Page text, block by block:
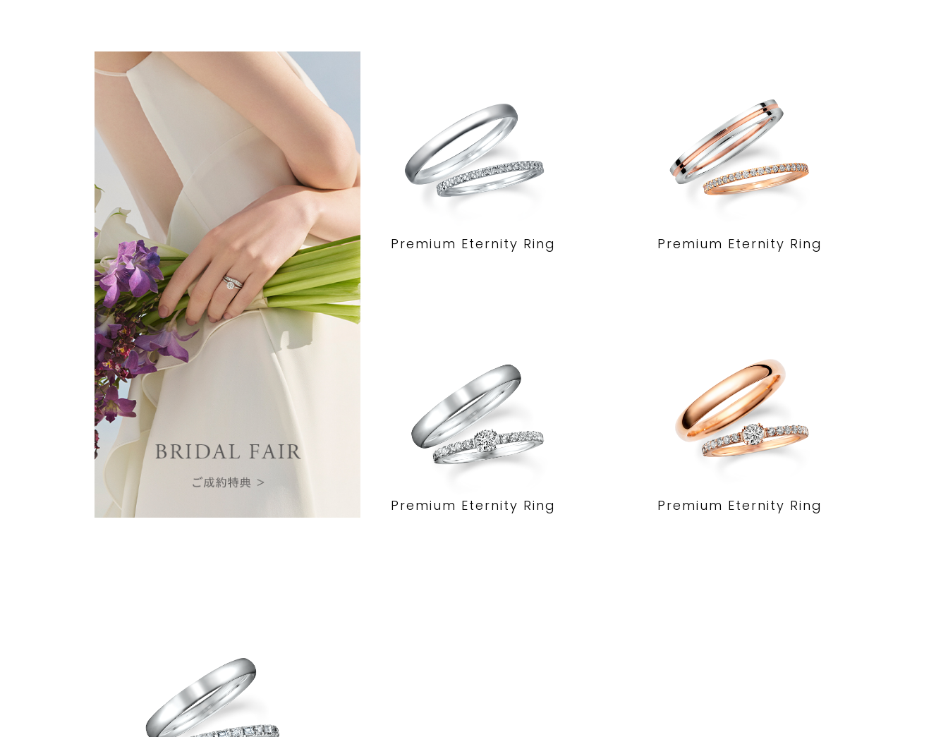
Premium Eternity Ring Premium Eternity Ring
Premium Eternity Ring Premium Eternity Ring